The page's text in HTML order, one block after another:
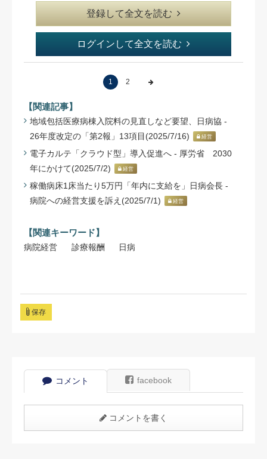
登録して全文を読む
ログインして全文を読む
1 2
【関連記事】
地域包括医療病棟入院料の見直しなど要望、日病協 -
26年度改定の「第2報」13項目(2025/7/16)
経営
電子カルテ「クラウド型」導入促進へ - 厚労省 2030
年にかけて(2025/7/2)
経営
稼働病床1床当たり5万円「年内に支給を」日病会長 -
病院への経営支援を訴え(2025/7/1)
経営
【関連キーワード】
病院経営 診療報酬 日病
保存
コメント facebook
コメントを書く